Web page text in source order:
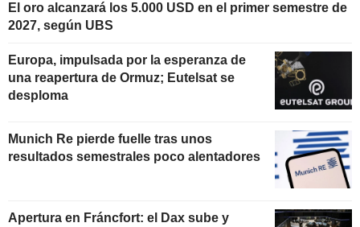
El oro alcanzará los 5.000 USD en el primer semestre de
2027, según UBS
Europa, impulsada por la esperanza de
una reapertura de Ormuz; Eutelsat se
desploma
Munich Re pierde fuelle tras unos
resultados semestrales poco alentadores
Apertura en Fráncfort: el Dax sube y